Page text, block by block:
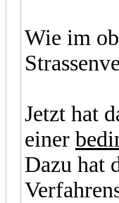
Wie im
Jetzt hat
einer
Dazu hat